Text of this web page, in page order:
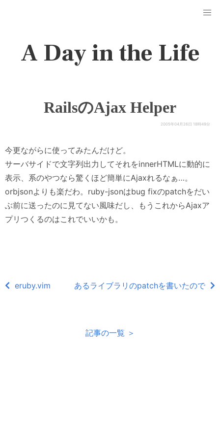
A Day in the Life
RailsのAjax Helper
2005年04月26日 18時49分
今更ながらに使ってみたんだけど。
サーバサイドで文字列出力してそれをinnerHTMLに動的に
表示、系のやつなら驚くほど簡単にAjaxれるなぁ…。
orbjsonよりも楽だわ。ruby-jsonはbug fixのpatchをだい
ぶ前に送ったのに見てない風味だし、もうこれからAjaxア
プリつくるのはこれでいいかも。
eruby.vim あるライブラリのpatchを書いたので
記事の一覧 ＞